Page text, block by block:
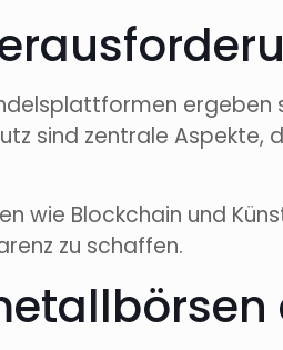
ergeben
sind zentrale
wie Blockchain und
zu schaffen.